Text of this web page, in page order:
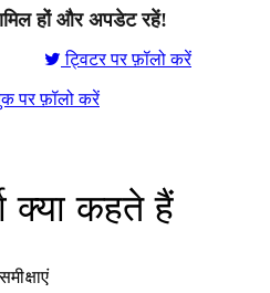
हों और अपडेट रहें!
ट्विटर पर फ़ॉलो करें
पर फ़ॉलो करें
क्या कहते हैं